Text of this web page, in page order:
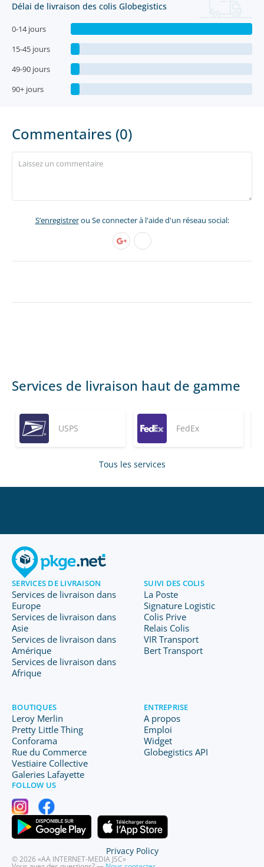
Délai de livraison des colis Globegistics
0-14 jours
15-45 jours
49-90 jours
90+ jours
Commentaires (0)
S’enregistrerou Se connecter à l'aide d'un réseau social:
Services de livraison haut de gamme
USPS FedEx
Tous les services
SERVICES DE LIVRAISON
Services de livraison dans
Europe
Services de livraison dans
Asie
Services de livraison dans
Amérique
Services de livraison dans
Afrique
SUIVI DES COLIS
La Poste
Signature Logistic
Colis Prive
Relais Colis
VIR Transport
Bert Transport
BOUTIQUES
Leroy Merlin
Pretty Little Thing
Conforama
Rue du Commerce
Vestiaire Collective
Galeries Lafayette
ENTREPRISE
A propos
Emploi
Widget
Globegistics API
FOLLOW US
© 2026 «AA INTERNET-MEDIA JSC»
Privacy Policy